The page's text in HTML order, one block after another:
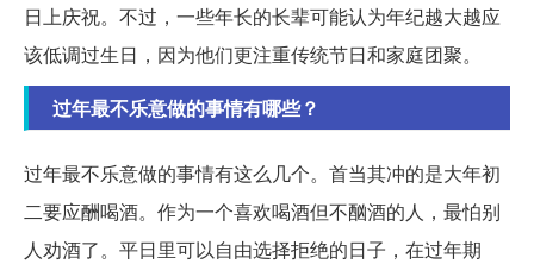
日上庆祝。不过，一些年长的长辈可能认为年纪越大越应
该低调过生日，因为他们更注重传统节日和家庭团聚。
过年最不乐意做的事情有哪些？
过年最不乐意做的事情有这么几个。首当其冲的是大年初
二要应酬喝酒。作为一个喜欢喝酒但不酗酒的人，最怕别
人劝酒了。平日里可以自由选择拒绝的日子，在过年期